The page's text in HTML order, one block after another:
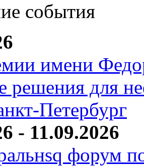
события
имени
решения для
Петербург
- 11.09.2026
форум